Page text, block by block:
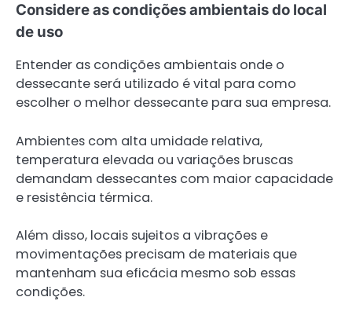
Considere as condições ambientais do local
de uso
Entender as condições ambientais onde o
dessecante será utilizado é vital para como
escolher o melhor dessecante para sua empresa.
Ambientes com alta umidade relativa,
temperatura elevada ou variações bruscas
demandam dessecantes com maior capacidade
e resistência térmica.
Além disso, locais sujeitos a vibrações e
movimentações precisam de materiais que
mantenham sua eficácia mesmo sob essas
condições.